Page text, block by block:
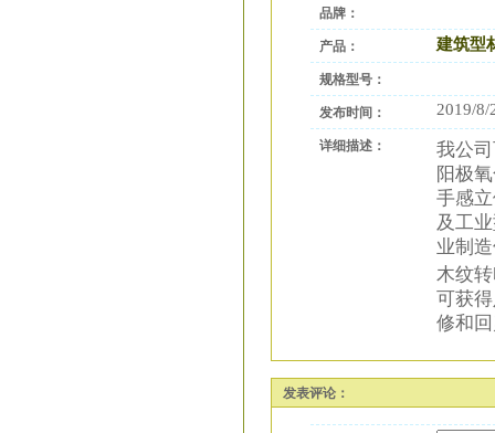
品牌：
产品： 建筑型
规格型号：
发布时间： 2019/8/
详细描述：
我公
阳极
手感
及工
业制
木纹
可获
修和
发表评论：